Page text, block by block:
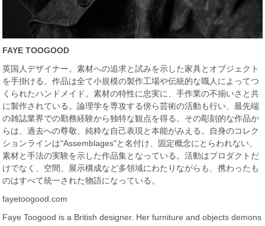
FAYE TOOGOOD
英国人デザイナー。素材への追求と試みを示した家具とオブジェクト
を手掛ける。作品は全て小規模の製作工場や伝統的な職人によってつ
くられたハンドメイド。素材の特性に忠実に、手作業の不揃いさと共
に製作されている。論理学を専攻する傍ら芸術の活動も行い、最先端
の雑誌業界での勤務経験から独特な観点を得る。その彫刻的な作品か
らは、過去への尊敬、純粋な自己表現と本能がみえる。自身のコレク
ションラインは"Assemblages"と名付け、固定概念にとらわれない、
素材と手法の実験を示した作品集となっている。活動はプロダクトだ
けでなく、空間、展示構成など多領域にわたりながらも、携わったも
のはすべて統一された物語になっている。
fayetoogood.com
Faye Toogood is a British designer. Her furniture and objects demons